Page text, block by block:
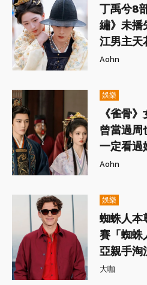
丁禹兮8
繡》未播
江男主天
Aohn
娛樂
《雀骨
曾當過周
一定看過
Aohn
娛樂
蜘蛛人本
賽「蜘蛛
亞親手淘
大咖